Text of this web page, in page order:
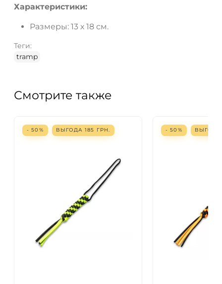
Характеристики:
Размеры: 13 х 18 см.
Теги:
tramp
Смотрите также
- 50% ВЫГОДА 185 ГРН. - 50%